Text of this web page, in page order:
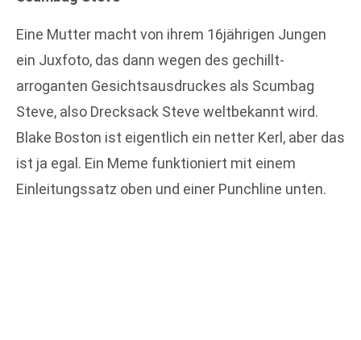
Eine Mutter macht von ihrem 16jährigen Jungen
ein Juxfoto, das dann wegen des gechillt-
arroganten Gesichtsausdruckes als Scumbag
Steve, also Drecksack Steve weltbekannt wird.
Blake Boston ist eigentlich ein netter Kerl, aber das
ist ja egal. Ein Meme funktioniert mit einem
Einleitungssatz oben und einer Punchline unten.